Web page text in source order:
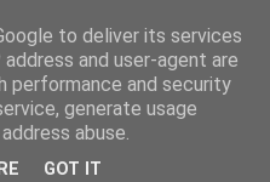
to deliver its services
and user-agent are
performance and security
generate usage
abuse.
GOT IT